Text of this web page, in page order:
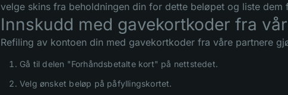
velge skins fra beholdningen din for dette beløpet og liste dem
Innskudd med gavekortkoder fra
Refiling av kontoen din med gavekortkoder fra våre partnere
Gå til delen "Forhåndsbetalte kort" på nettstedet.
Velg ønsket beløp på påfyllingskortet.